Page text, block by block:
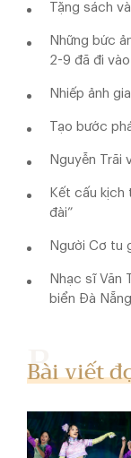
Tặng sách
Những bức
2-9 đã đi
Nhiếp ảnh
Tạo bước
Nguyễn Trãi
Kết cấu kịch
đài”
Người Cơ tu
Nhạc sĩ Văn
biển Đà
Bài viết